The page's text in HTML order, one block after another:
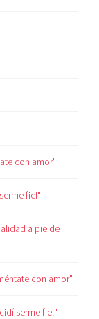
con amor"
fiel"
a pie de
con amor"
serme fiel"